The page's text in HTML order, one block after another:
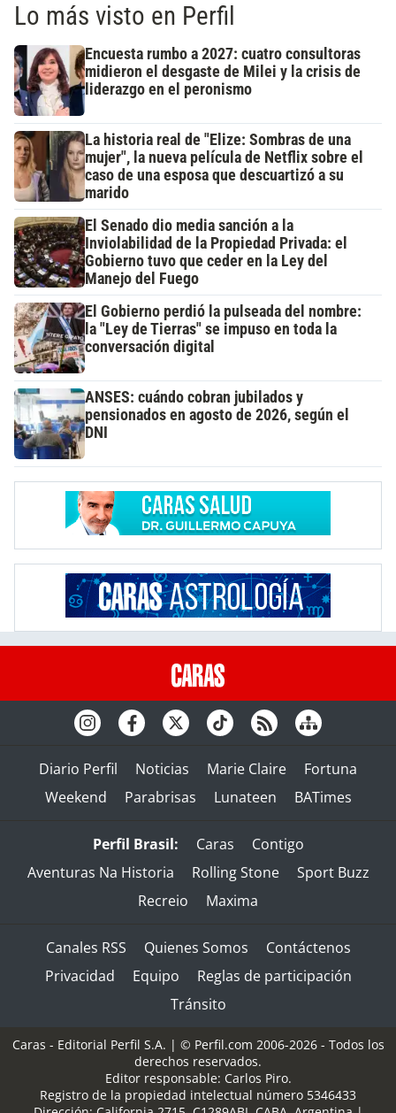
Lo más visto en Perfil
Encuesta rumbo a 2027: cuatro consultoras
midieron el desgaste de Milei y la crisis de
liderazgo en el peronismo
La historia real de "Elize: Sombras de una
mujer", la nueva película de Netflix sobre el
caso de una esposa que descuartizó a su
marido
El Senado dio media sanción a la
Inviolabilidad de la Propiedad Privada: el
Gobierno tuvo que ceder en la Ley del
Manejo del Fuego
El Gobierno perdió la pulseada del nombre:
la "Ley de Tierras" se impuso en toda la
conversación digital
ANSES: cuándo cobran jubilados y
pensionados en agosto de 2026, según el
DNI
Diario Perfil Noticias Marie Claire
Fortuna
Weekend
Parabrisas Lunateen BATimes
Perfil Brasil: Caras
Contigo
Aventuras Na Historia
Rolling Stone
Sport Buzz
Recreio
Maxima
Canales RSS Quienes Somos
Contáctenos
Privacidad
Equipo
Reglas de participación
Tránsito
Caras - Editorial Perfil S.A. | © Perfil.com 2006-2026 - Todos los
derechos reservados.
Editor responsable: Carlos Piro.
Registro de la propiedad intelectual número 5346433